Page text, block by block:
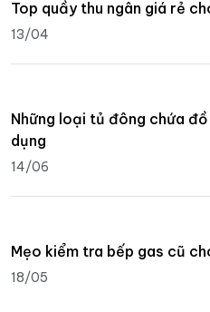
Top quầy thu ngân giá rẻ
13/04
Những loại tủ đông chứa
dụng
14/06
Mẹo kiểm tra bếp gas cũ
18/05